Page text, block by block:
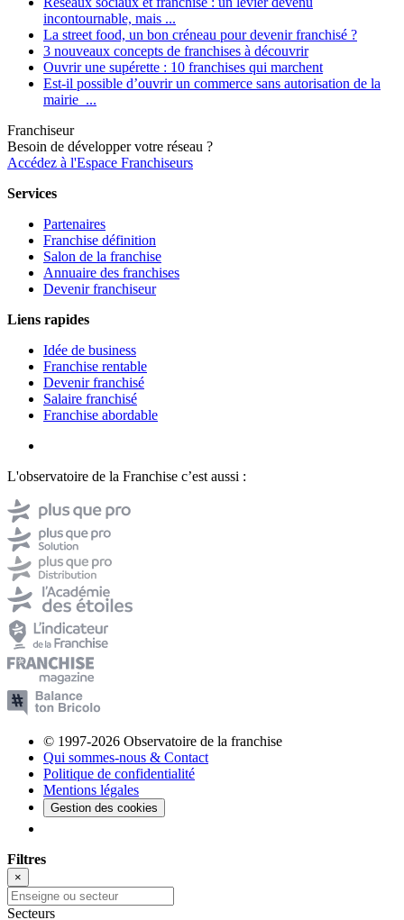
incontournable, mais ...
La street food, un bon créneau pour devenir franchisé ?
3 nouveaux concepts de franchises à découvrir
Ouvrir une supérette : 10 franchises qui marchent
Est-il possible d’ouvrir un commerce sans autorisation de la
mairie ...
Franchiseur
Besoin de développer votre réseau ?
Accédez à l'Espace Franchiseurs
Services
Partenaires
Franchise définition
Salon de la franchise
Annuaire des franchises
Devenir franchiseur
Liens rapides
Idée de business
Franchise rentable
Devenir franchisé
Salaire franchisé
Franchise abordable
L'observatoire de la Franchise c’est aussi :
© 1997-2026 Observatoire de la franchise
Qui sommes-nous & Contact
Politique de confidentialité
Mentions légales
Gestion des cookies
Filtres
×
Secteurs